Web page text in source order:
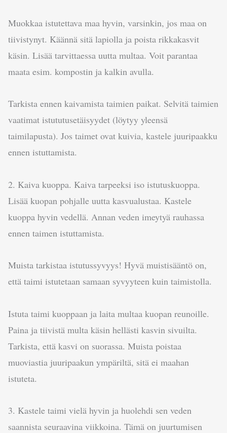
Muokkaa istutettava maa hyvin, varsinkin, jos maa on
tiivistynyt. Käännä sitä lapiolla ja poista rikkakasvit
käsin. Lisää tarvittaessa uutta multaa. Voit parantaa
maata esim. kompostin ja kalkin avulla.
Tarkista ennen kaivamista taimien paikat. Selvitä taimien
vaatimat istututusetäisyydet (löytyy yleensä
taimilapusta). Jos taimet ovat kuivia, kastele juuripaakku
ennen istuttamista.
2. Kaiva kuoppa. Kaiva tarpeeksi iso istutuskuoppa.
Lisää kuopan pohjalle uutta kasvualustaa. Kastele
kuoppa hyvin vedellä. Annan veden imeytyä rauhassa
ennen taimen istuttamista.
Muista tarkistaa istutussyvyys! Hyvä muistisääntö on,
että taimi istutetaan samaan syvyyteen kuin taimistolla.
Istuta taimi kuoppaan ja laita multaa kuopan reunoille.
Paina ja tiivistä multa käsin hellästi kasvin sivuilta.
Tarkista, että kasvi on suorassa. Muista poistaa
muoviastia juuripaakun ympäriltä, sitä ei maahan
istuteta.
3. Kastele taimi vielä hyvin ja huolehdi sen veden
saannista seuraavina viikkoina. Tämä on juurtumisen